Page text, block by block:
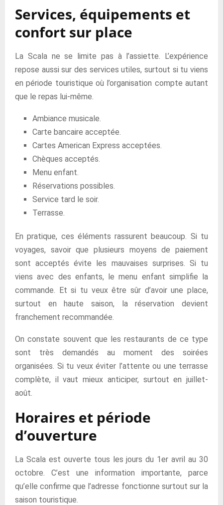
Services, équipements et
confort sur place
La Scala ne se limite pas à l’assiette. L’expérience
repose aussi sur des services utiles, surtout si tu viens
en période touristique où l’organisation compte autant
que le repas lui-même.
Ambiance musicale.
Carte bancaire acceptée.
Cartes American Express acceptées.
Chèques acceptés.
Menu enfant.
Réservations possibles.
Service tard le soir.
Terrasse.
En pratique, ces éléments rassurent beaucoup. Si tu
voyages, savoir que plusieurs moyens de paiement
sont acceptés évite les mauvaises surprises. Si tu
viens avec des enfants, le menu enfant simplifie la
commande. Et si tu veux être sûr d’avoir une place,
surtout en haute saison, la réservation devient
franchement recommandée.
On constate souvent que les restaurants de ce type
sont très demandés au moment des soirées
organisées. Si tu veux éviter l’attente ou une terrasse
complète, il vaut mieux anticiper, surtout en juillet-
août.
Horaires et période
d’ouverture
La Scala est ouverte tous les jours du 1er avril au 30
octobre. C’est une information importante, parce
qu’elle confirme que l’adresse fonctionne surtout sur la
saison touristique.